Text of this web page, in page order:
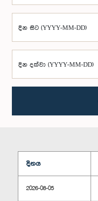
දින සිට (YYYY-MM-DD)
දින දක්වා (YYYY-MM-DD)
දිනය
2026-08-05